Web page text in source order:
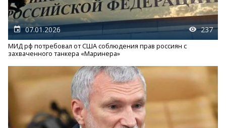
07.01.2026 237
МИД рф потребовал от США соблюдения прав россиян с
захваченного танкера «Маринера»